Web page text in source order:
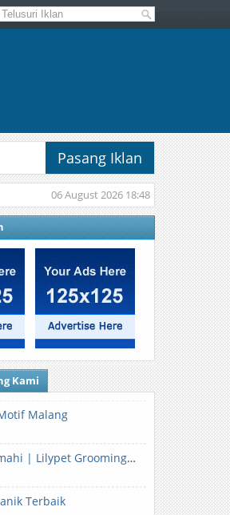
Pasang Iklan
06 August 2026 18:48
Kami
Malang
Grooming Kucing & Anjing Cimahi | Lilypet Grooming & Pet Hotel
Terbaik